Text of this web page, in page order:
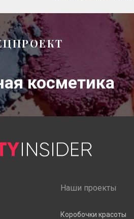
косметика
Наши проекты
Коробочки красоты